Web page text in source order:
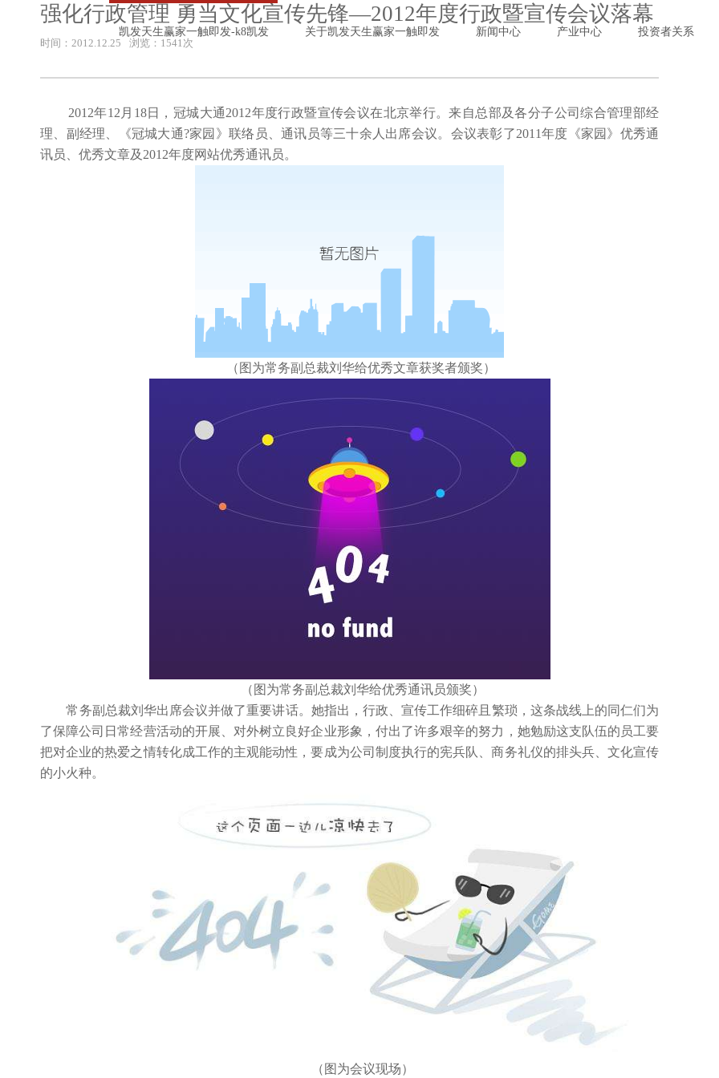
凯发天生赢家一触即发-k8凯发 关于凯发天生赢家一触即发 新闻中心 产业中心 投资者关系
强化行政管理 勇当文化宣传先锋—2012年度行政暨宣传会议落幕
时间：2012.12.25 浏览：1541次
2012年12月18日，冠城大通2012年度行政暨宣传会议在北京举行。来自总部及各分子公司综合管理部经
理、副经理、《冠城大通?家园》联络员、通讯员等三十余人出席会议。会议表彰了2011年度《家园》优秀通
讯员、优秀文章及2012年度网站优秀通讯员。
（图为常务副总裁刘华给优秀文章获奖者颁奖）
（图为常务副总裁刘华给优秀通讯员颁奖）
常务副总裁刘华出席会议并做了重要讲话。她指出，行政、宣传工作细碎且繁琐，这条战线上的同仁们为
了保障公司日常经营活动的开展、对外树立良好企业形象，付出了许多艰辛的努力，她勉励这支队伍的员工要
把对企业的热爱之情转化成工作的主观能动性，要成为公司制度执行的宪兵队、商务礼仪的排头兵、文化宣传
的小火种。
（图为会议现场）